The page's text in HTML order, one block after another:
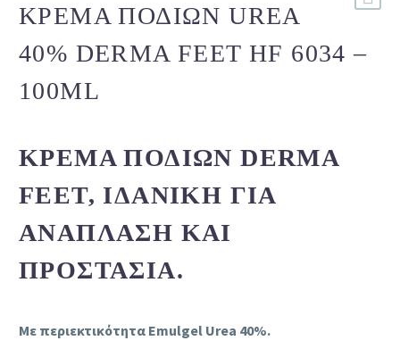
ΚΡΈΜΑ ΠΟΔΙΏΝ UREA
40% DERMA FEET HF 6034 –
100ML
ΚΡΈΜΑ ΠΟΔΙΏΝ DERMA
FEET, ΙΔΑΝΙΚΉ ΓΙΑ
ΑΝΆΠΛΑΣΗ ΚΑΙ
ΠΡΟΣΤΑΣΊΑ.
Με περιεκτικότητα Emulgel Urea 40%.